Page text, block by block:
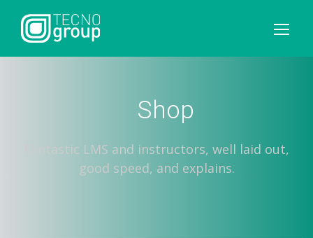
Shop
Fantastic LMS and instructors, well laid out,
good speed, and explains.